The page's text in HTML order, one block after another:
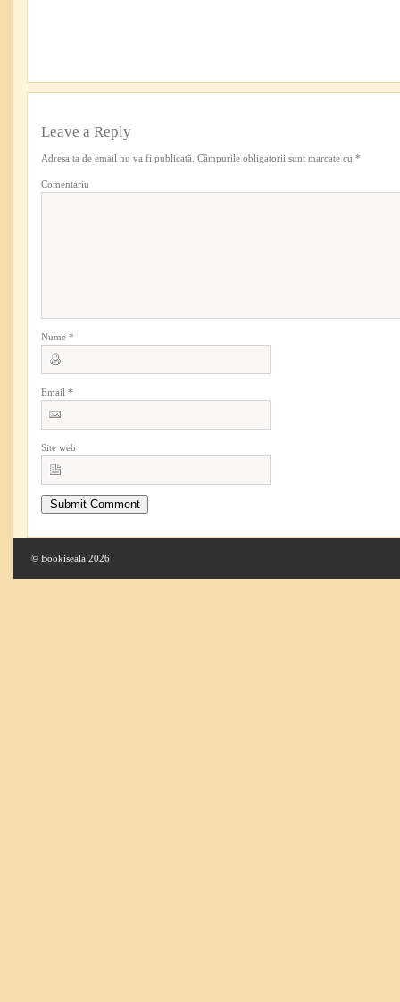
Leave a Reply
Adresa ta de email nu va fi publicată. Câmpurile obligatorii sunt marcate cu *
Comentariu
Nume *
Email *
Site web
© Bookiseala 2026